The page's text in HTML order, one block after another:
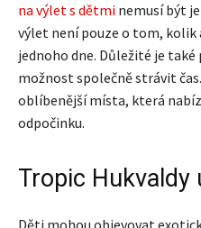
na výlet s dětmi nemusí být
výlet není pouze o tom,
jednoho dne. Důležité je
možnost společně strávit
oblíbenější místa, která
odpočinku.
Tropic
Děti mohou objevovat